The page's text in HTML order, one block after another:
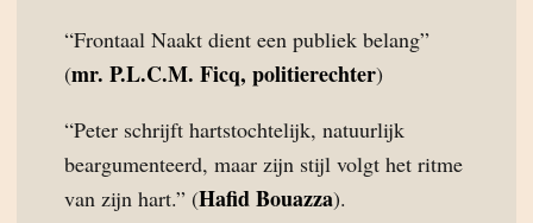
“Frontaal Naakt dient een publiek belang”
(mr. P.L.C.M. Ficq, politierechter)
“Peter schrijft hartstochtelijk, natuurlijk
beargumenteerd, maar zijn stijl volgt het ritme
van zijn hart.” (Hafid Bouazza).